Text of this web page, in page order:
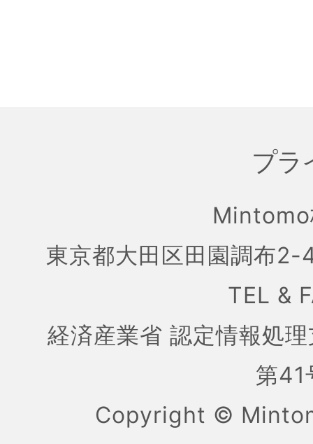
プラ
東京都大田区田園調布
TEL &
経済産業省 認定情報処
第
Copyright ©